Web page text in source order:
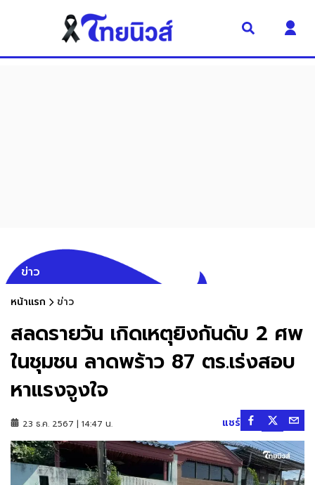
ข่าว
หน้าแรก ข่าว
สลดรายวัน เกิดเหตุยิงกันดับ 2 ศพ
ในชุมชน ลาดพร้าว 87 ตร.เร่งสอบ
หาแรงจูงใจ
23 ธ.ค. 2567 | 14:47 น. แชร์